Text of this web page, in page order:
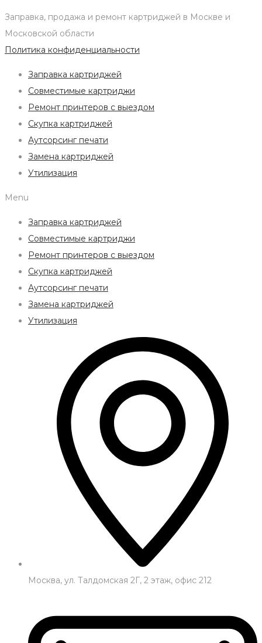
Заправка, продажа и ремонт картриджей в Москве и
Московской области
Политика конфиденциальности
Заправка картриджей
Совместимые картриджи
Ремонт принтеров с выездом
Скупка картриджей
Аутсорсинг печати
Замена картриджей
Утилизация
Menu
Заправка картриджей
Совместимые картриджи
Ремонт принтеров с выездом
Скупка картриджей
Аутсорсинг печати
Замена картриджей
Утилизация
Москва, ул. Талдомская 2Г, 2 этаж, офис 212